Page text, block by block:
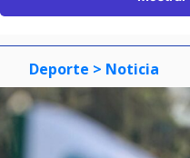
Deporte > Noticia